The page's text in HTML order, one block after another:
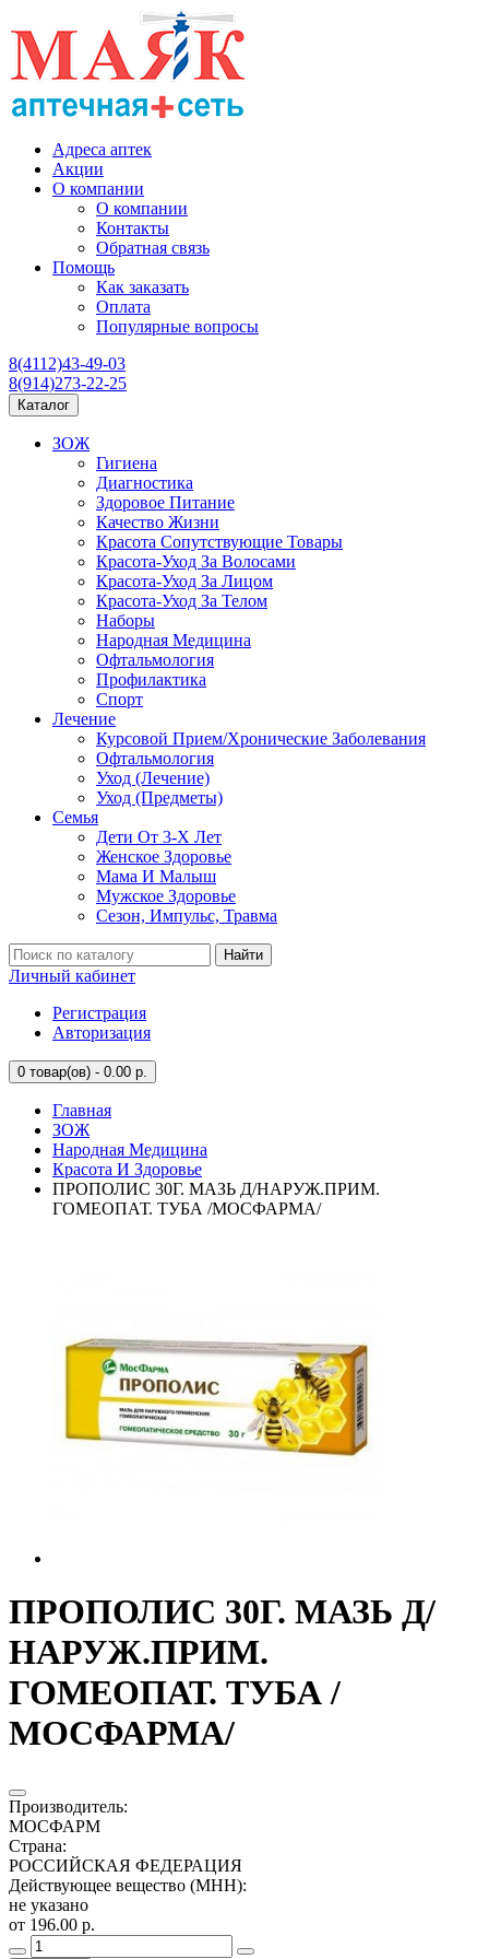
Адреса аптек
Акции
О компании
О компании
Контакты
Обратная связь
Помощь
Как заказать
Оплата
Популярные вопросы
8(4112)43-49-03
8(914)273-22-25
Каталог
ЗОЖ
Гигиена
Диагностика
Здоровое Питание
Качество Жизни
Красота Сопутствующие Товары
Красота-Уход За Волосами
Красота-Уход За Лицом
Красота-Уход За Телом
Наборы
Народная Медицина
Офтальмология
Профилактика
Спорт
Лечение
Курсовой Прием/Хронические Заболевания
Офтальмология
Уход (Лечение)
Уход (Предметы)
Семья
Дети От 3-Х Лет
Женское Здоровье
Мама И Малыш
Мужское Здоровье
Сезон, Импульс, Травма
Найти
Личный кабинет
Регистрация
Авторизация
0 товар(ов) - 0.00 р.
Главная
ЗОЖ
Народная Медицина
Красота И Здоровье
ПРОПОЛИС 30Г. МАЗЬ Д/НАРУЖ.ПРИМ.
ГОМЕОПАТ. ТУБА /МОСФАРМА/
ПРОПОЛИС 30Г. МАЗЬ Д/
НАРУЖ.ПРИМ.
ГОМЕОПАТ. ТУБА /
МОСФАРМА/
Производитель:
МОСФАРМ
Страна:
РОССИЙСКАЯ ФЕДЕРАЦИЯ
Действующее вещество (МНН):
не указано
от 196.00 р.